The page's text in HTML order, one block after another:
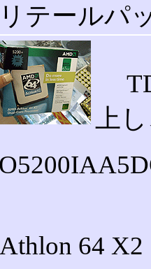
テールパ
上
Athlon 64